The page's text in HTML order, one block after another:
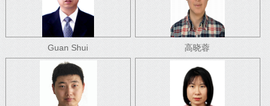
Guan Shui 高晓蓉